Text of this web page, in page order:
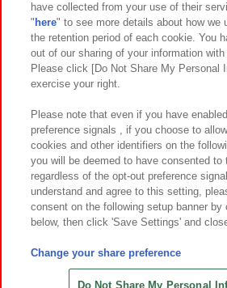
関連会社 サステナビリティ
プライバシーポリシー ウェブアクセシ
お取引先さまとともに
カスタマーハラスメント対応方針 よくあ
©Bandai Namco Amusement
©Bandai Namco Amusement
©HANAYASHIKI Co., Ltd. All
have collected from your use of their
" here" to see more details about how we
the retention period of each cookie. You
out of our sharing of your information with
Please click [Do Not Share My Personal
exercise your right.
Please note that even if you have
preference signals , if you choose to
cookies and other identifiers on the
you will be deemed to have consented to
regardless of the opt-out preference
understand and agree to this setting,
consent on the following setup banner
below, then click 'Save Settings' and
Change your share preference
Do Not Share My Personal